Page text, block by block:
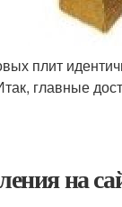
плит
главные
на